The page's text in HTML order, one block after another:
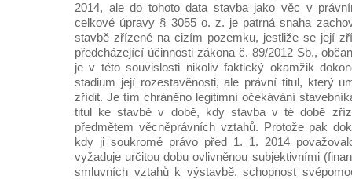
2014, ale do tohoto data stavba jako věc v
celkové úpravy § 3055 o. z. je patrná snaha
stavbě zřízené na cizím pozemku, jestliže se její
předcházející účinnosti zákona č. 89/2012 Sb.,
je v této souvislosti nikoliv faktický okamžik
stadium její rozestavěnosti, ale právní titul, který
zřídit. Je tím chráněno legitimní očekávání
titul ke stavbě v době, kdy stavba v té době
předmětem věcněprávních vztahů. Protože pak
kdy ji soukromé právo před 1. 1. 2014
vyžaduje určitou dobu ovlivněnou subjektivními
smluvních vztahů k výstavbě, schopnost